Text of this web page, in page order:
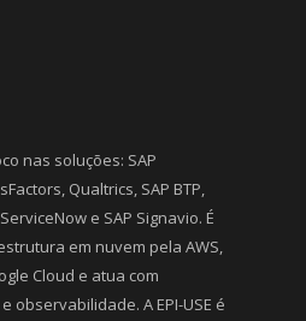
nas soluções: SAP
Qualtrics, SAP BTP,
e SAP Signavio. É
em nuvem pela AWS,
Cloud e atua com
observabilidade. A EPI-USE é